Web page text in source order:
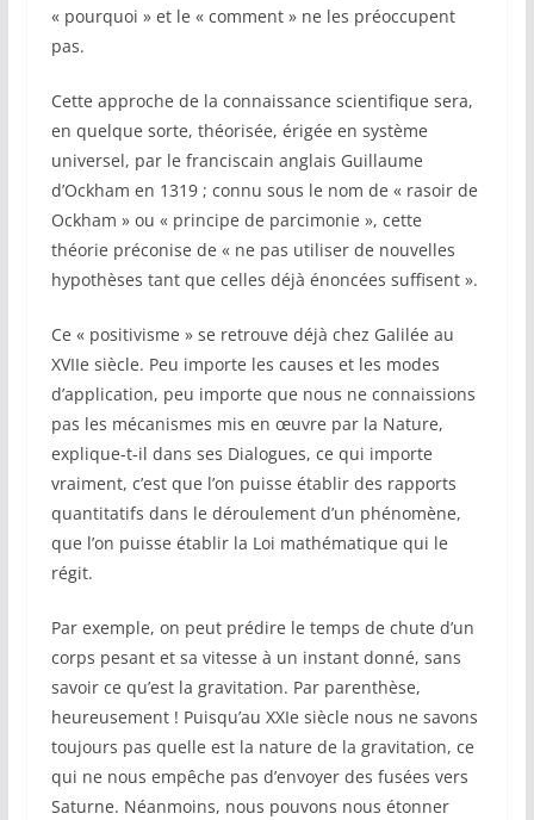
« pourquoi » et le « comment » ne les préoccupent
pas.
Cette approche de la connaissance scientifique sera,
en quelque sorte, théorisée, érigée en système
universel, par le franciscain anglais Guillaume
d’Ockham en 1319 ; connu sous le nom de « rasoir de
Ockham » ou « principe de parcimonie », cette
théorie préconise de « ne pas utiliser de nouvelles
hypothèses tant que celles déjà énoncées suffisent ».
Ce « positivisme » se retrouve déjà chez Galilée au
XVIIe siècle. Peu importe les causes et les modes
d’application, peu importe que nous ne connaissions
pas les mécanismes mis en œuvre par la Nature,
explique-t-il dans ses Dialogues, ce qui importe
vraiment, c’est que l’on puisse établir des rapports
quantitatifs dans le déroulement d’un phénomène,
que l’on puisse établir la Loi mathématique qui le
régit.
Par exemple, on peut prédire le temps de chute d’un
corps pesant et sa vitesse à un instant donné, sans
savoir ce qu’est la gravitation. Par parenthèse,
heureusement ! Puisqu’au XXIe siècle nous ne savons
toujours pas quelle est la nature de la gravitation, ce
qui ne nous empêche pas d’envoyer des fusées vers
Saturne. Néanmoins, nous pouvons nous étonner